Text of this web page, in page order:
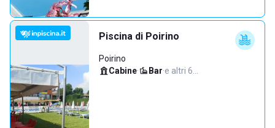
Piscina di Poirino
Poirino
Cabine· Bar·e altri 6…